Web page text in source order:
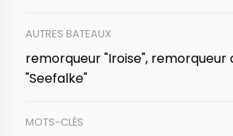
AUTRES BATEAUX
remorqueur "Iroise", remorqueur
"Seefalke"
MOTS-CLÉS